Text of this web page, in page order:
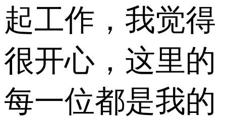
起工作，我觉得
很开心，这里的
每一位都是我的